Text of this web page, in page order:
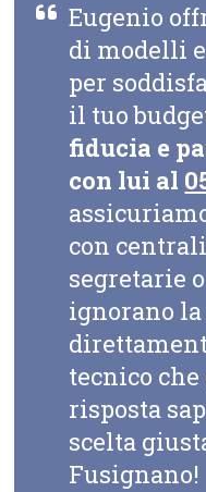
Eugenio
di modelli
per
il tuo
fiducia e
con lui al
con
segretarie
ignorano
tecnico
risposta
scelta
Fusignano!